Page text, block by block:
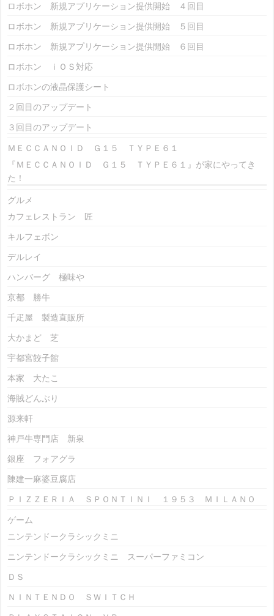
ロボホン 新規アプリケーション提供開始 ４回目
ロボホン 新規アプリケーション提供開始 ５回目
ロボホン 新規アプリケーション提供開始 ６回目
ロボホン ｉＯＳ対応
ロボホンの液晶保護シート
２回目のアップデート
３回目のアップデート
ＭＥＣＣＡＮＯＩＤ Ｇ１５ ＴＹＰＥ６１
『ＭＥＣＣＡＮＯＩＤ Ｇ１５ ＴＹＰＥ６１』が家にやってき
た！
グルメ
カフェレストラン 匠
キルフェボン
デルレイ
ハンバーグ 極味や
京都 勝牛
千疋屋 製造直販所
大かまど 芝
宇都宮餃子館
本家 大たこ
海賊どんぶり
源来軒
神戸牛専門店 新泉
銀座 フォアグラ
陳建一麻婆豆腐店
ＰＩＺＺＥＲＩＡ ＳＰＯＮＴＩＮＩ １９５３ ＭＩＬＡＮＯ
ゲーム
ニンテンドークラシックミニ
ニンテンドークラシックミニ スーパーファミコン
ＤＳ
ＮＩＮＴＥＮＤＯ ＳＷＩＴＣＨ